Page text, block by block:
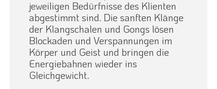
jeweiligen Bedürfnisse des Klienten
abgestimmt sind. Die sanften Klänge
der Klangschalen und Gongs lösen
Blockaden und Verspannungen im
Körper und Geist und bringen die
Energiebahnen wieder ins
Gleichgewicht.